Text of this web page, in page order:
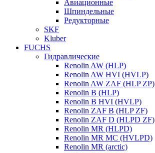
Авиационные
Шпиндельные
Редукторные
SKF
Kluber
FUCHS
Гидравлические
Renolin AW (HLP)
Renolin AW HVI (HVLP)
Renolin AW ZAF (HLP ZP)
Renolin B (HLP)
Renolin B HVI (HVLP)
Renolin ZAF B (HLP ZF)
Renolin ZAF D (HLPD ZF)
Renolin MR (HLPD)
Renolin MR MC (HVLPD)
Renolin MR (arctic)